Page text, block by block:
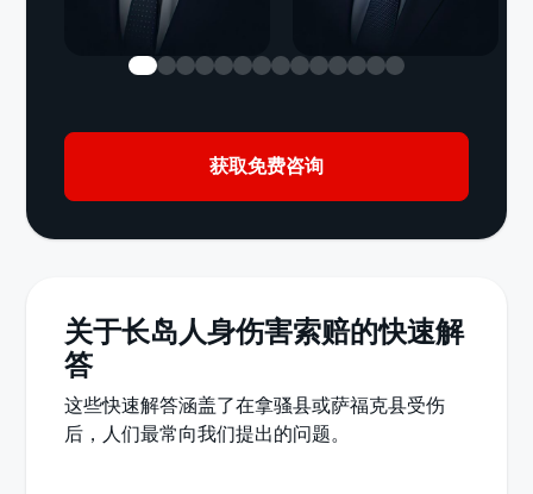
获取免费咨询
关于长岛人身伤害索赔的快速解
答
这些快速解答涵盖了在拿骚县或萨福克县受伤
后，人们最常向我们提出的问题。